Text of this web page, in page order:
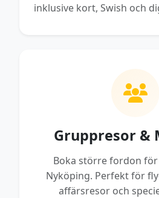
inklusive kort, Swish och
Gruppresor &
Boka större fordon
Nyköping. Perfekt för
affärsresor och